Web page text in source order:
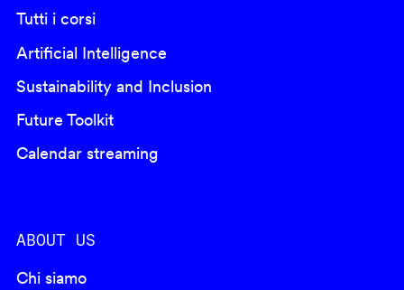
Tutti i corsi
Artificial Intelligence
Sustainability and Inclusion
Future Toolkit
Calendar streaming
ABOUT US
Chi siamo